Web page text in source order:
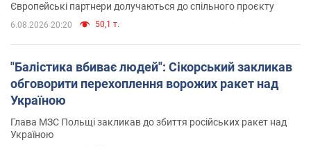
Європейські партнери долучаються до спільного проєкту
6.08.2026 20:20 50,1 т.
"Балістика вбиває людей": Сікорський закликав
обговорити перехоплення ворожих ракет над
Україною
Глава МЗС Польщі закликав до збиття російських ракет над
Україною